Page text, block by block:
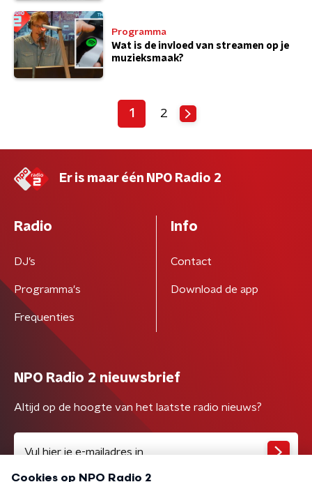
Programma
Wat is de invloed van streamen op je
muzieksmaak?
1 2
Er is maar één NPO Radio 2
Radio
DJ’s
Programma's
Frequenties
Info
Contact
Download de app
NPO Radio 2 nieuwsbrief
Altijd op de hoogte van het laatste radio nieuws?